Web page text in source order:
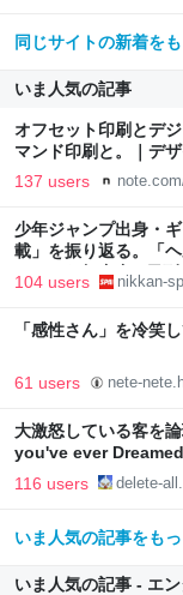
同じサイトの新着を
いま人気の記事
オフセット印刷とデ
マンド印刷と。｜デ
137 users
少年ジャンプ出身・
載」を振り返る。「
イックな舞台裏 | 日刊
104 users nikkan-
「感性さん」を冷笑
61 users nete-
大激怒している客を
you've ever Dreamed
116 users delete-
いま人気の記事をも
いま人気の記事 - エン